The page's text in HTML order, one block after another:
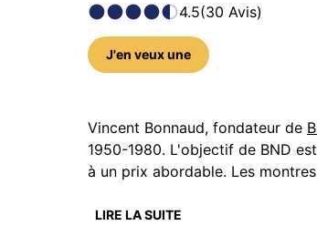
4.5(30 Avis)
J'en veux une
160 photos sur ce modèle
Vincent Bonnaud, fondateur de
1950-1980. L'objectif de BND
à un prix abordable. Les
Quelles sont les
LIRE LA SUITE